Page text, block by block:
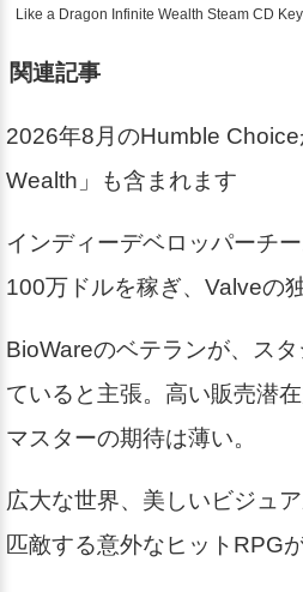
Like a Dragon Infinite Wealth Steam CD
関連記事
2026年8月のHumble
Wealth」も含まれます
インディーデベロッパーチ
100万ドルを稼ぎ、Valveの
BioWareのベテランが、ス
ていると主張。高い販売潜
マスターの期待は薄い。
広大な世界、美しいビジュ
匹敵する意外なヒットRPG